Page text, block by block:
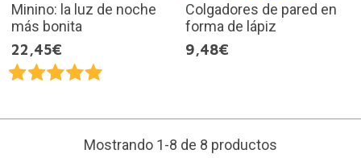
Minino: la luz de noche
más bonita
22,45€
Colgadores de pared en
forma de lápiz
9,48€
Mostrando 1-8 de 8 productos